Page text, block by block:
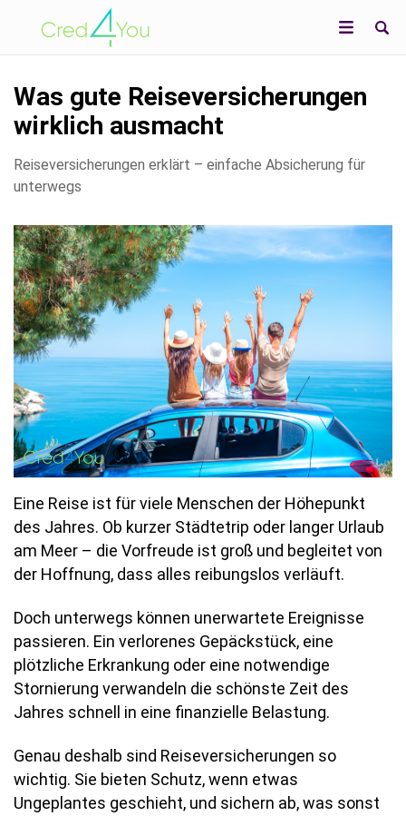
Was gute Reiseversicherungen
wirklich ausmacht
Reiseversicherungen erklärt – einfache Absicherung für
unterwegs
Eine Reise ist für viele Menschen der Höhepunkt
des Jahres. Ob kurzer Städtetrip oder langer Urlaub
am Meer – die Vorfreude ist groß und begleitet von
der Hoffnung, dass alles reibungslos verläuft.
Doch unterwegs können unerwartete Ereignisse
passieren. Ein verlorenes Gepäckstück, eine
plötzliche Erkrankung oder eine notwendige
Stornierung verwandeln die schönste Zeit des
Jahres schnell in eine finanzielle Belastung.
Genau deshalb sind Reiseversicherungen so
wichtig. Sie bieten Schutz, wenn etwas
Ungeplantes geschieht, und sichern ab, was sonst